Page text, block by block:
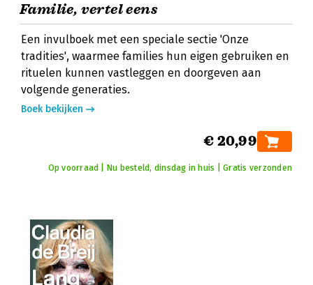
Familie, vertel eens
Een invulboek met een speciale sectie 'Onze
tradities', waarmee families hun eigen gebruiken en
rituelen kunnen vastleggen en doorgeven aan
volgende generaties.
Boek bekijken
€ 20,99
Op voorraad | Nu besteld, dinsdag in huis | Gratis verzonden